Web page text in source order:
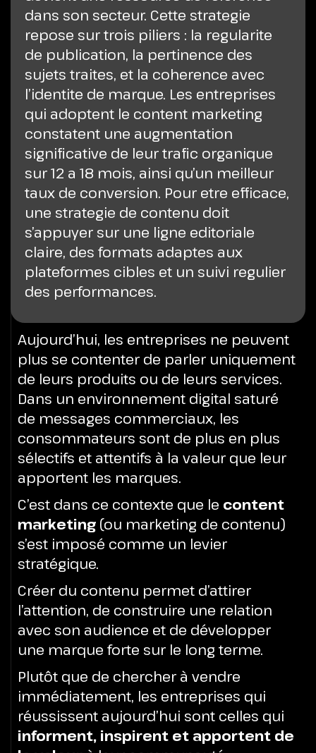
dans son secteur. Cette strategie
repose sur trois piliers : la regularite
de publication, la pertinence des
sujets traites, et la coherence avec
l’identite de marque. Les entreprises
qui adoptent le content marketing
constatent une augmentation
significative de leur trafic organique
sur 12 a 18 mois, ainsi qu’un meilleur
taux de conversion. Pour etre efficace,
une strategie de contenu doit
s’appuyer sur une ligne editoriale
claire, des formats adaptes aux
plateformes cibles et un suivi regulier
des performances.
Aujourd’hui, les entreprises ne peuvent
plus se contenter de parler uniquement
de leurs produits ou de leurs services.
Dans un environnement digital saturé
de messages commerciaux, les
consommateurs sont de plus en plus
sélectifs et attentifs à la valeur que leur
apportent les marques.
C’est dans ce contexte que le content
marketing (ou marketing de contenu)
s’est imposé comme un levier
stratégique.
Créer du contenu permet d’attirer
l’attention, de construire une relation
avec son audience et de développer
une marque forte sur le long terme.
Plutôt que de chercher à vendre
immédiatement, les entreprises qui
réussissent aujourd’hui sont celles qui
informent, inspirent et apportent de